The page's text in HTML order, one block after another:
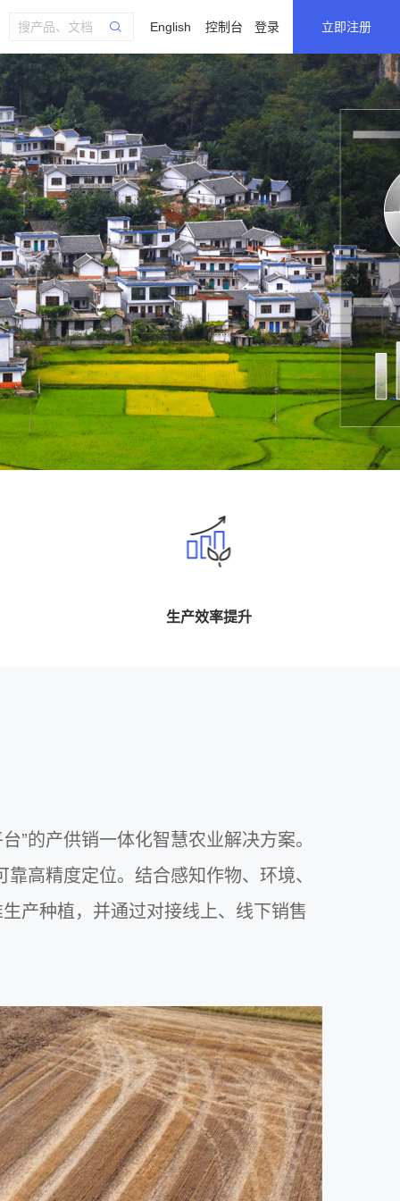
English 控制台 登录 立即注册
生产效率提升
”的产供销一体化智慧农业解决方案。
高精度定位。结合感知作物、环境、
产种植，并通过对接线上、线下销售